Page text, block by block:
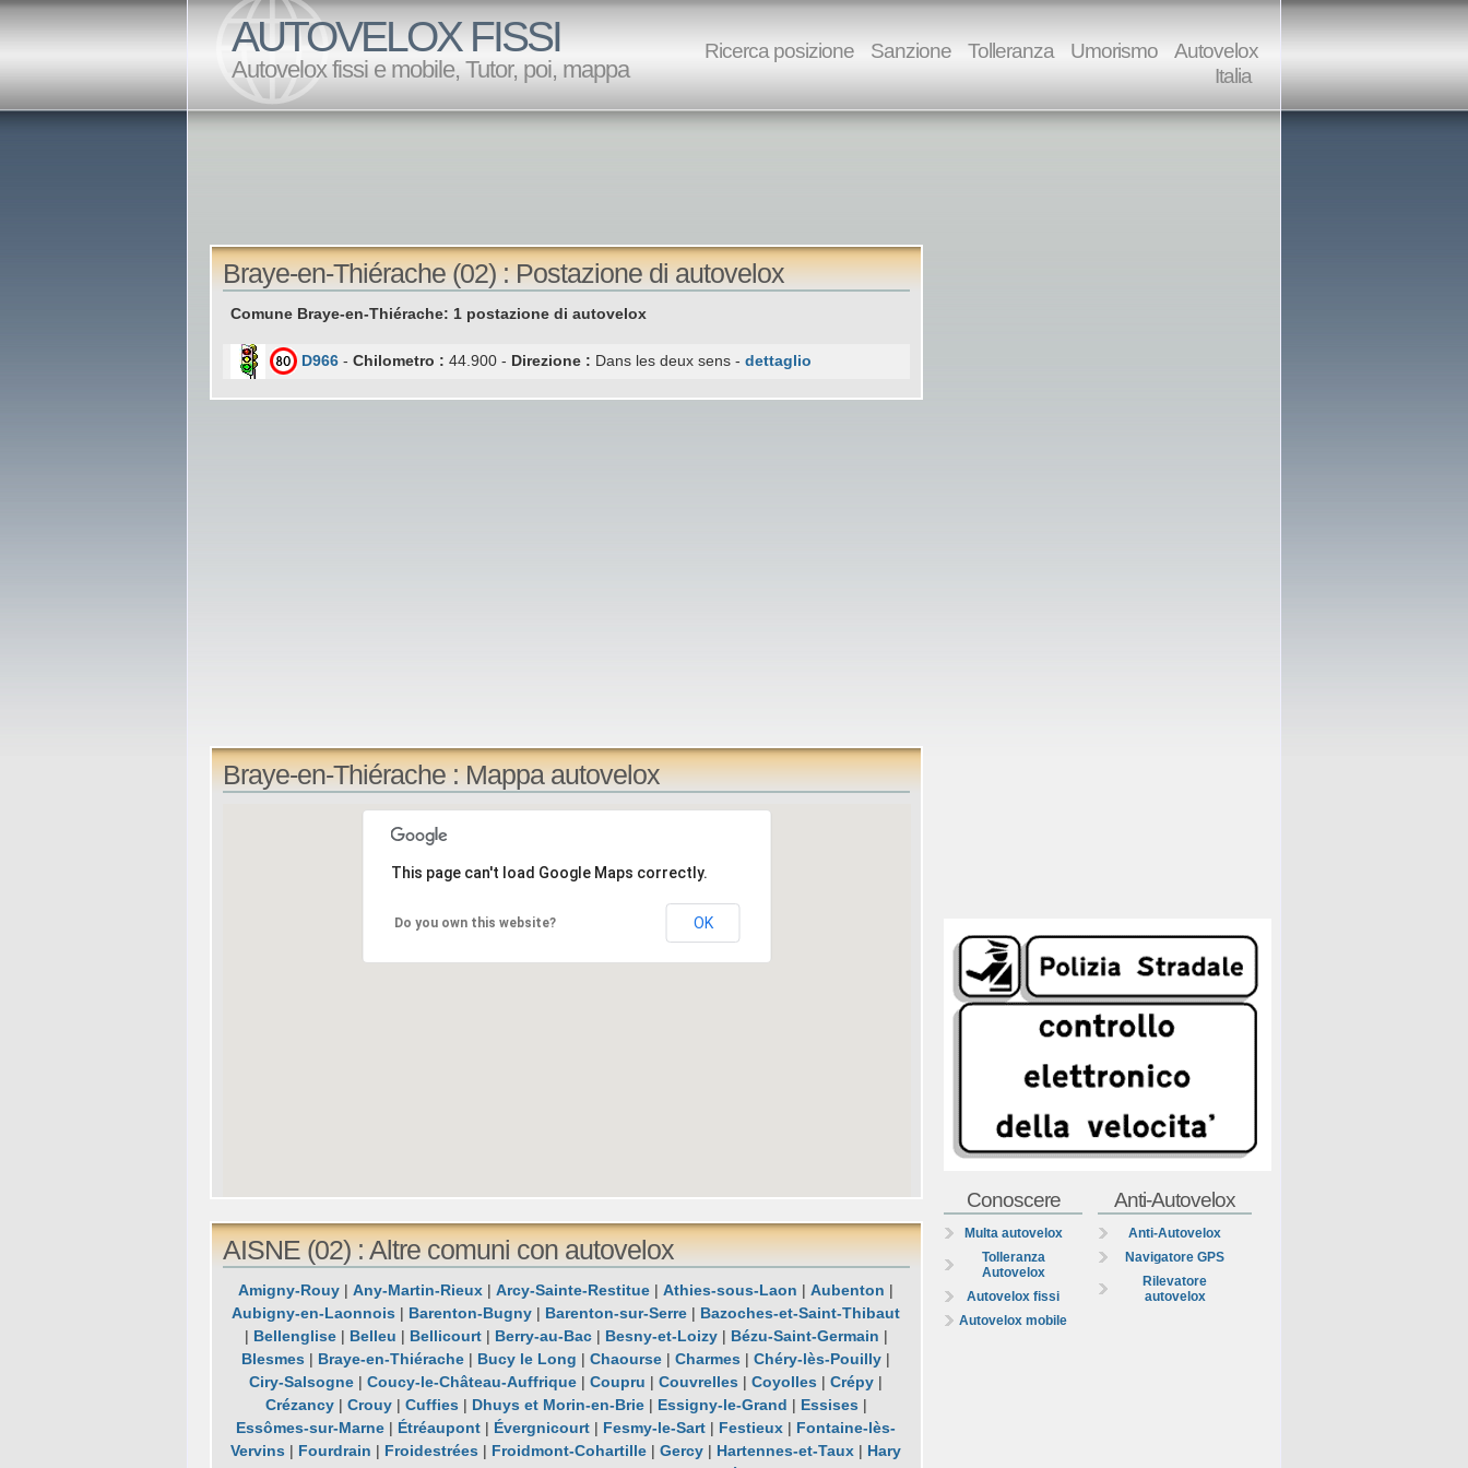
AUTOVELOX FISSI
Autovelox fissi e mobile, Tutor, poi, mappa
Ricerca posizione Sanzione Tolleranza Umorismo
Autovelox
Italia
Braye-en-Thiérache (02) : Postazione di autovelox
Comune Braye-en-Thiérache: 1 postazione di autovelox
D966 - Chilometro : 44.900 - Direzione : Dans les deux sens - dettaglio
Braye-en-Thiérache : Mappa autovelox
This page can't load Google Maps correctly.
Do you own this website? OK
AISNE (02) : Altre comuni con autovelox
Amigny-Rouy |Any-Martin-Rieux |Arcy-Sainte-Restitue |Athies-sous-Laon |Aubenton |
Aubigny-en-Laonnois | Barenton-Bugny | Barenton-sur-Serre | Bazoches-et-Saint-Thibaut
| Bellenglise| Belleu | Bellicourt| Berry-au-Bac| Besny-et-Loizy| Bézu-Saint-Germain |
Blesmes | Braye-en-Thiérache | Bucy le Long |Chaourse |Charmes |Chéry-lès-Pouilly |
Ciry-Salsogne |Coucy-le-Château-Auffrique |Coupru |Couvrelles |Coyolles |Crépy |
Crézancy| Crouy| Cuffies | Dhuys et Morin-en-Brie| Essigny-le-Grand | Essises |
Essômes-sur-Marne | Étréaupont | Évergnicourt | Fesmy-le-Sart | Festieux | Fontaine-lès-
Vervins | Fourdrain | Froidestrées | Froidmont-Cohartille |Gercy | Hartennes-et-Taux | Hary
Conoscere
Multa autovelox
Tolleranza
Autovelox
Autovelox fissi
Autovelox mobile
Anti-Autovelox
Anti-Autovelox
Navigatore GPS
Rilevatore
autovelox